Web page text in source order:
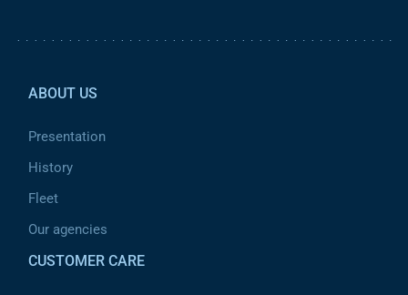
ABOUT US
Presentation
History
Fleet
Our agencies
CUSTOMER CARE